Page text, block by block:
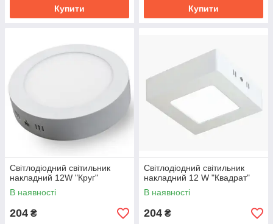
Купити Купити
Світлодіодний світильник
накладний 12W "Круг"
В наявності
204 ₴
Світлодіодний світильник
накладний 12 W "Квадрат"
В наявності
204 ₴